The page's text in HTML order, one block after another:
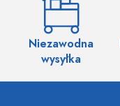
Niezawodna
wysyłka